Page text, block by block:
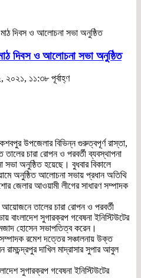
মাঠ দিবস ও আলোচনা সভা অনুষ্ঠিত
মাঠ দিবস ও আলোচনা সভা অনুষ্ঠিত
২০২১, ১১:৩৮ পূর্বাহ্ণ
উপজেলার বিভিন্ন গুরুত্বপূর্ণ রাস্তা,
চারা রোপন ও পরবর্তী ব্যবস্থাপনা
অনুষ্ঠিত হয়েছে। বুধবার বিকালে
অনুষ্ঠিত আলোচনা সভায় প্রধান অতিথি
জেলার আওয়ামী লীগের সাধারণ সম্পাদক
আয়োজনে তালের চারা রোপন ও পরবর্তী
বাংলাদেশ সুগারক্রপ গবেষনা ইনিস্টিউটের
হোসেন সভাপতিত্ব করেন।
রমেশ দত্তের সঞ্চালনায় উক্ত
দাখিল মাদ্রাসার সুপার আবুল
সুগারক্রপ গবেষনা ইনিস্টিউটের